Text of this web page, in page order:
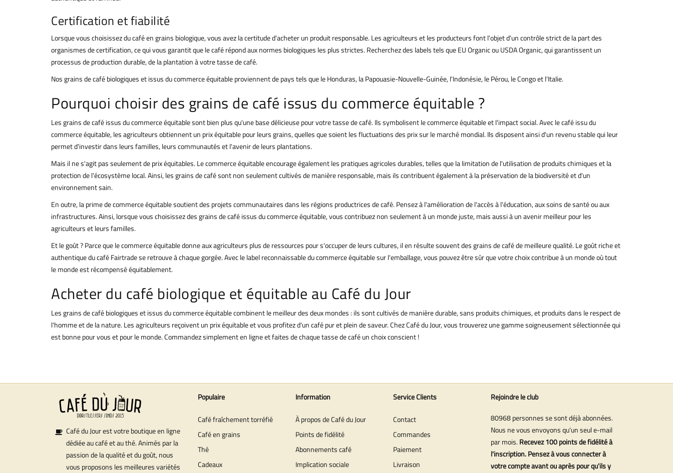
Certification et fiabilité
Lorsque vous choisissez du café en grains biologique, vous avez la certitude d'acheter un produit responsable. Les agriculteurs et les producteurs font l'objet d'un contrôle strict de la part des
organismes de certification, ce qui vous garantit que le café répond aux normes biologiques les plus strictes. Recherchez des labels tels que EU Organic ou USDA Organic, qui garantissent un
processus de production durable, de la plantation à votre tasse de café.
Nos grains de café biologiques et issus du commerce équitable proviennent de pays tels que le Honduras, la Papouasie-Nouvelle-Guinée, l'Indonésie, le Pérou, le Congo et l'Italie.
Pourquoi choisir des grains de café issus du commerce équitable ?
Les grains de café issus du commerce équitable sont bien plus qu'une base délicieuse pour votre tasse de café. Ils symbolisent le commerce équitable et l'impact social. Avec le café issu du
commerce équitable, les agriculteurs obtiennent un prix équitable pour leurs grains, quelles que soient les fluctuations des prix sur le marché mondial. Ils disposent ainsi d'un revenu stable qui leur
permet d'investir dans leurs familles, leurs communautés et l'avenir de leurs plantations.
Mais il ne s'agit pas seulement de prix équitables. Le commerce équitable encourage également les pratiques agricoles durables, telles que la limitation de l'utilisation de produits chimiques et la
protection de l'écosystème local. Ainsi, les grains de café sont non seulement cultivés de manière responsable, mais ils contribuent également à la préservation de la biodiversité et d'un
environnement sain.
En outre, la prime de commerce équitable soutient des projets communautaires dans les régions productrices de café. Pensez à l'amélioration de l'accès à l'éducation, aux soins de santé ou aux
infrastructures. Ainsi, lorsque vous choisissez des grains de café issus du commerce équitable, vous contribuez non seulement à un monde juste, mais aussi à un avenir meilleur pour les
agriculteurs et leurs familles.
Et le goût ? Parce que le commerce équitable donne aux agriculteurs plus de ressources pour s'occuper de leurs cultures, il en résulte souvent des grains de café de meilleure qualité. Le goût riche et
authentique du café Fairtrade se retrouve à chaque gorgée. Avec le label reconnaissable du commerce équitable sur l'emballage, vous pouvez être sûr que votre choix contribue à un monde où tout
le monde est récompensé équitablement.
Acheter du café biologique et équitable au Café du Jour
Les grains de café biologiques et issus du commerce équitable combinent le meilleur des deux mondes : ils sont cultivés de manière durable, sans produits chimiques, et produits dans le respect de
l'homme et de la nature. Les agriculteurs reçoivent un prix équitable et vous profitez d'un café pur et plein de saveur. Chez Café du Jour, vous trouverez une gamme soigneusement sélectionnée qui
est bonne pour vous et pour le monde. Commandez simplement en ligne et faites de chaque tasse de café un choix conscient !
Café du Jour est votre boutique en ligne
dédiée au café et au thé. Animés par la
passion de la qualité et du goût, nous
vous proposons les meilleures variétés
Populaire
Café fraîchement torréfié
Café en grains
Thé
Cadeaux
Information
À propos de Café du Jour
Points de fidélité
Abonnements café
Implication sociale
Service Clients
Contact
Commandes
Paiement
Livraison
Rejoindre le club
80968 personnes se sont déjà abonnées.
Nous ne vous envoyons qu'un seul e-mail
par mois. Recevez 100 points de fidélité à
l'inscription. Pensez à vous connecter à
votre compte avant ou après pour qu'ils y